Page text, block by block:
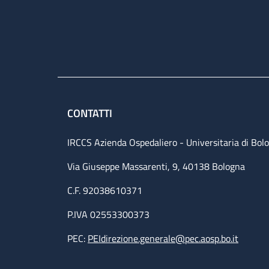
CONTATTI
IRCCS Azienda Ospedaliero - Universitaria di
Via Giuseppe Massarenti, 9, 40138 Bologna
C.F. 92038610371
P.IVA 02553300373
PEC: PEIdirezione.generale@pec.aosp.bo.it